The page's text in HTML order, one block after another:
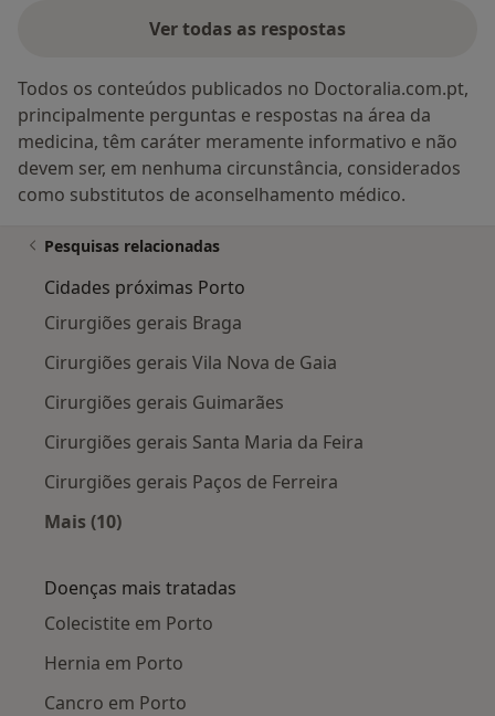
Ver todas as respostas
Todos os conteúdos publicados no Doctoralia.com.pt,
principalmente perguntas e respostas na área da
medicina, têm caráter meramente informativo e não
devem ser, em nenhuma circunstância, considerados
como substitutos de aconselhamento médico.
Pesquisas relacionadas
Cidades próximas Porto
Cirurgiões gerais Braga
Cirurgiões gerais Vila Nova de Gaia
Cirurgiões gerais Guimarães
Cirurgiões gerais Santa Maria da Feira
Cirurgiões gerais Paços de Ferreira
Mais (10)
Doenças mais tratadas
Colecistite em Porto
Hernia em Porto
Cancro em Porto